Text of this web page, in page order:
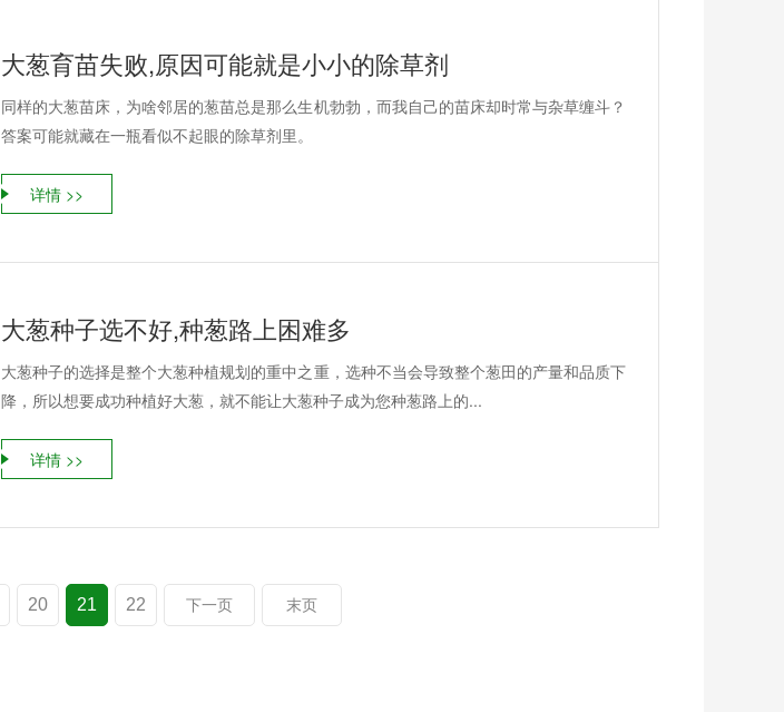
大葱育苗失败,原因可能就是小小的除草剂
同样的大葱苗床，为啥邻居的葱苗总是那么生机勃勃，而我自己的苗床却时常与杂草缠斗？
答案可能就藏在一瓶看似不起眼的除草剂里。
详情 >>
大葱种子选不好,种葱路上困难多
大葱种子的选择是整个大葱种植规划的重中之重，选种不当会导致整个葱田的产量和品质下
降，所以想要成功种植好大葱，就不能让大葱种子成为您种葱路上的...
详情 >>
20 21 22 下一页 末页